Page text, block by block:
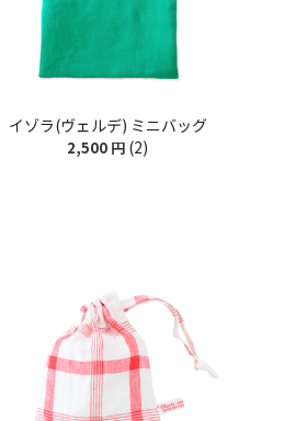
イゾラ(ヴェルデ) ミニバッグ
2,500 円 (2)